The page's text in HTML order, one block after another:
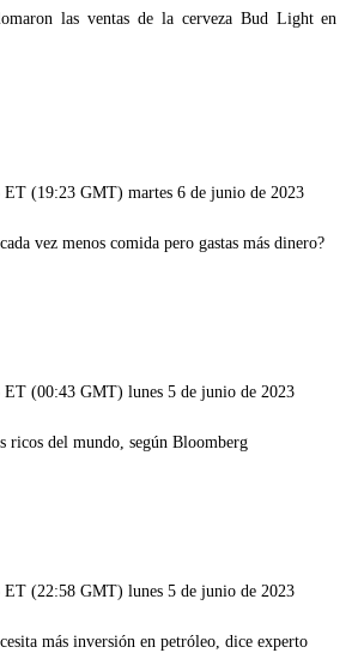
ET (19:23 GMT) martes 6 de junio de 2023
ET (00:43 GMT) lunes 5 de junio de 2023
ET (22:58 GMT) lunes 5 de junio de 2023